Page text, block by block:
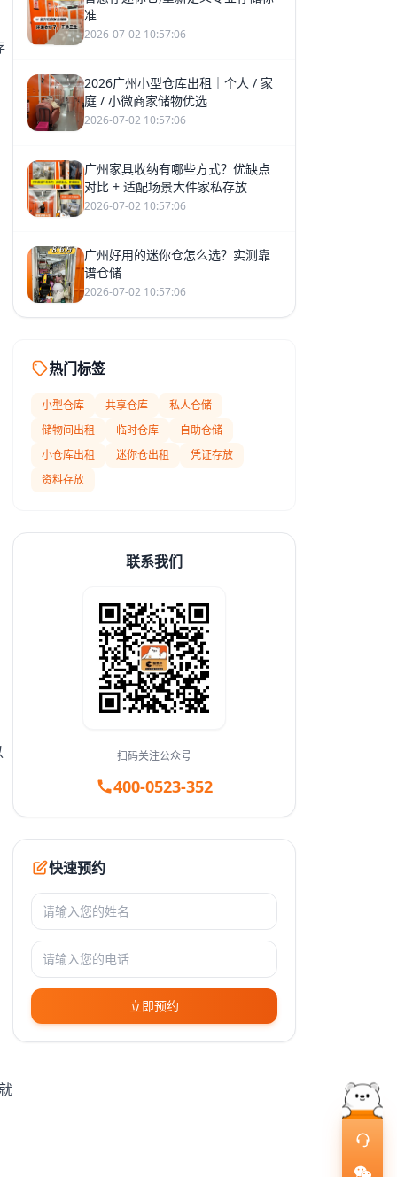
准
2026-07-02 10:57:06
2026广州小型仓库出租｜个人 / 家
庭 / 小微商家储物优选
2026-07-02 10:57:06
广州家具收纳有哪些方式？优缺点
对比 + 适配场景大件家私存放
2026-07-02 10:57:06
广州好用的迷你仓怎么选？实测靠
谱仓储
2026-07-02 10:57:06
热门标签
小型仓库 共享仓库
私人仓储
储物间出租
临时仓库
自助仓储
小仓库出租
迷你仓出租
凭证存放
资料存放
联系我们
扫码关注公众号
400-0523-352
快速预约
立即预约